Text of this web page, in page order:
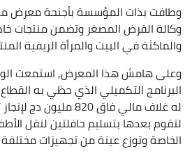
وطافت بذات المؤسسة بأجنحة معرض
وكالة القرض المصغر وتضمن منتجات
والماكثة في البيت والمرأة الريفية
وعلى هامش هذا المعرض, استمعت
البرنامج التكميلي الذي حظي به
له غلاف مالي فاق 820 مليون
لتقوم بعدها بتسليم حافلتين لنقل
الخاصة وتوزع عينة من تجهيزات مختلفة